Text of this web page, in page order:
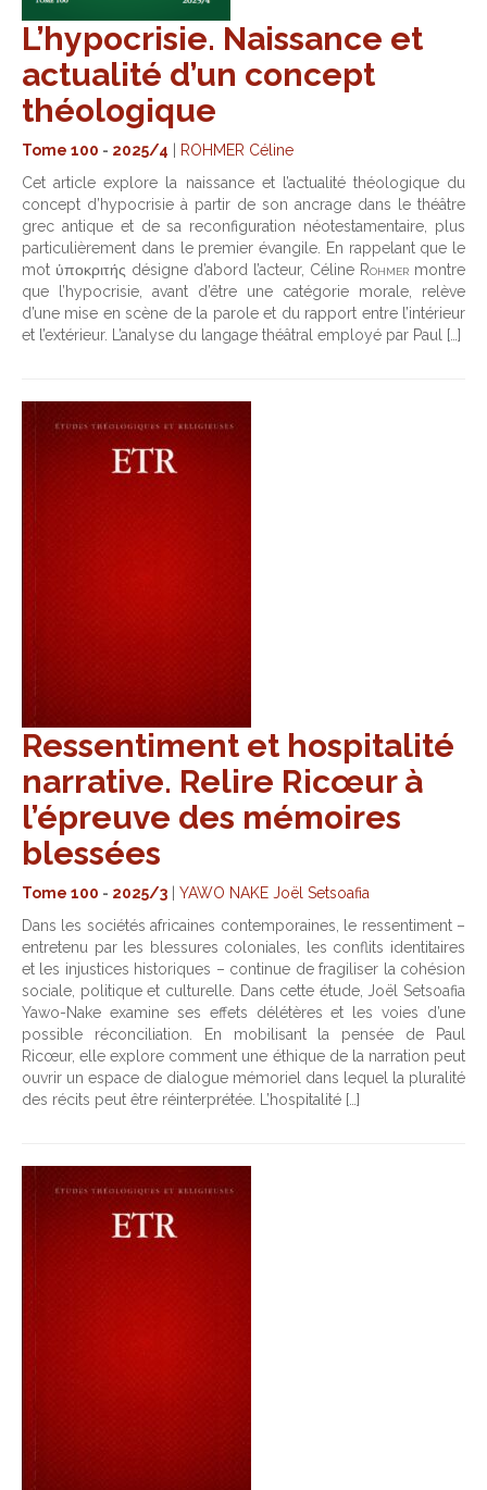
L’hypocrisie. Naissance et
actualité d’un concept
théologique
Tome 100 - 2025/4
ROHMER Céline
Cet article explore la naissance et l’actualité théologique du
concept d’hypocrisie à partir de son ancrage dans le théâtre
grec antique et de sa reconfiguration néotestamentaire, plus
particulièrement dans le premier évangile. En rappelant que le
mot ὑποκριτής désigne d’abord l’acteur, Céline Rohmer montre
que l’hypocrisie, avant d’être une catégorie morale, relève
d’une mise en scène de la parole et du rapport entre l’intérieur
et l’extérieur. L’analyse du langage théâtral employé par Paul […]
Ressentiment et hospitalité
narrative. Relire Ricœur à
l’épreuve des mémoires
blessées
Tome 100 - 2025/3
YAWO NAKE Joël Setsoafia
Dans les sociétés africaines contemporaines, le ressentiment –
entretenu par les blessures coloniales, les conflits identitaires
et les injustices historiques – continue de fragiliser la cohésion
sociale, politique et culturelle. Dans cette étude, Joël Setsoafia
Yawo-Nake examine ses effets délétères et les voies d’une
possible réconciliation. En mobilisant la pensée de Paul
Ricœur, elle explore comment une éthique de la narration peut
ouvrir un espace de dialogue mémoriel dans lequel la pluralité
des récits peut être réinterprétée. L’hospitalité […]